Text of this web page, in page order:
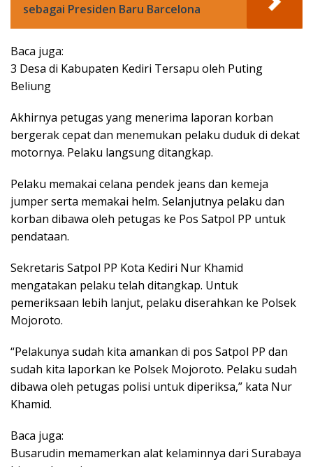
sebagai Presiden Baru Barcelona
Baca juga:
3 Desa di Kabupaten Kediri Tersapu oleh Puting
Beliung
Akhirnya petugas yang menerima laporan korban
bergerak cepat dan menemukan pelaku duduk di dekat
motornya. Pelaku langsung ditangkap.
Pelaku memakai celana pendek jeans dan kemeja
jumper serta memakai helm. Selanjutnya pelaku dan
korban dibawa oleh petugas ke Pos Satpol PP untuk
pendataan.
Sekretaris Satpol PP Kota Kediri Nur Khamid
mengatakan pelaku telah ditangkap. Untuk
pemeriksaan lebih lanjut, pelaku diserahkan ke Polsek
Mojoroto.
“Pelakunya sudah kita amankan di pos Satpol PP dan
sudah kita laporkan ke Polsek Mojoroto. Pelaku sudah
dibawa oleh petugas polisi untuk diperiksa,” kata Nur
Khamid.
Baca juga:
Busarudin memamerkan alat kelaminnya dari Surabaya